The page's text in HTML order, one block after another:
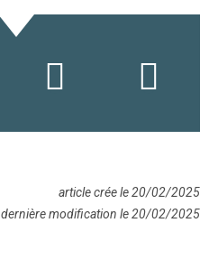
article crée le 20/02/2025
dernière modification le 20/02/2025